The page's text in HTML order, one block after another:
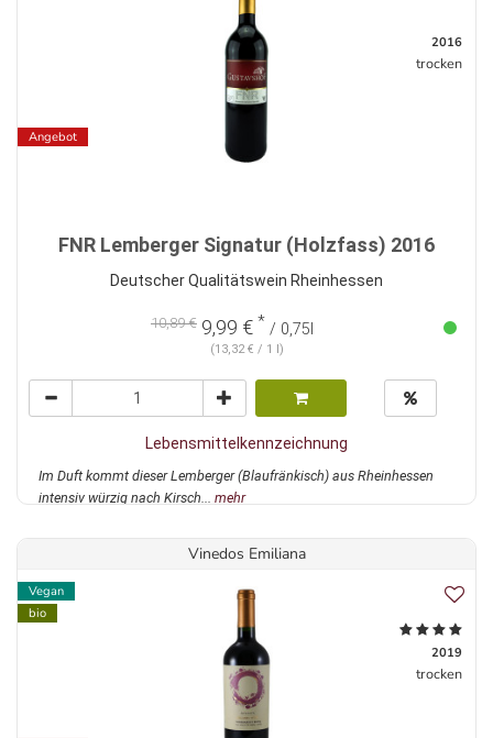
Angebot
2016
trocken
FNR Lemberger Signatur (Holzfass) 2016
Deutscher Qualitätswein Rheinhessen
10,89 € 9,99 € * / 0,75l
(13,32 € / 1 l)
Lebensmittelkennzeichnung
Im Duft kommt dieser Lemberger (Blaufränkisch) aus Rheinhessen
intensiv würzig nach Kirsch... mehr
Vinedos Emiliana
Vegan
bio
2019
trocken